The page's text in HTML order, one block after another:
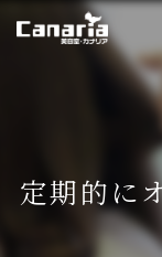
定期的に